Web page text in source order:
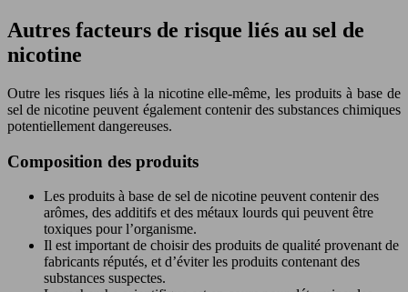
Autres facteurs de risque liés au sel de
nicotine
Outre les risques liés à la nicotine elle-même, les produits à base de
sel de nicotine peuvent également contenir des substances chimiques
potentiellement dangereuses.
Composition des produits
Les produits à base de sel de nicotine peuvent contenir des
arômes, des additifs et des métaux lourds qui peuvent être
toxiques pour l’organisme.
Il est important de choisir des produits de qualité provenant de
fabricants réputés, et d’éviter les produits contenant des
substances suspectes.